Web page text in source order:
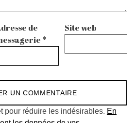
de
*
Site web
pour réduire les indésirables. En